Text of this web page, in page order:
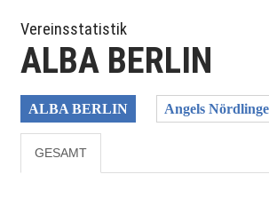
Vereinsstatistik
ALBA BERLIN
ALBA BERLIN Angels
GESAMT